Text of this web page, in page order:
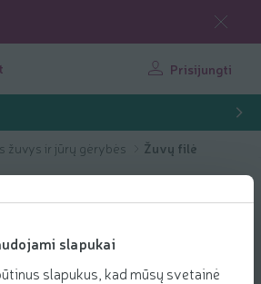
slapukai
slapukus, kad mūsų svetainė
Prisijungti
žuvys ir jūrų gėrybės Žuvų filė